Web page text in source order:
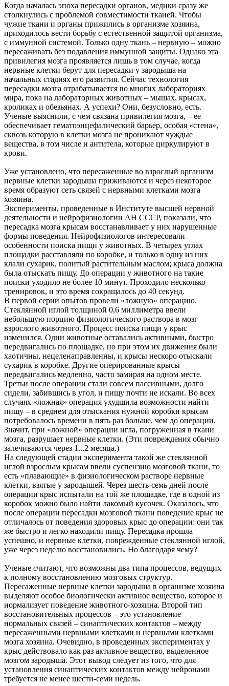
Когда началась эпоха пересадки органов, медики сразу же
столкнулись с проблемой совместимости тканей. Чтобы
чужие ткани и органы прижились в организме хозяина,
приходилось вести борьбу с естественной защитой организма,
с иммунной системой. Только одну ткань – нервную – можно
пересаживать без подавления иммунной защиты. Однако эта
привилегия мозга проявляется лишь в том случае, когда
нервные клетки берут для пересадки у зародыша на
начальных стадиях его развития. Сейчас технология
пересадки мозга отрабатывается во многих лабораториях
мира, пока на лабораторных животных – мышах, крысах,
кроликах и обезьянах. А успехи? Они, безусловно, есть.
Ученые выяснили, с чем связана привилегия мозга, – ее
обеспечивает гематоэнцефалический барьер, особая «стена»,
сквозь которую в клетки мозга не проникают чуждые
вещества, в том числе и антитела, которые циркулируют в
крови.
Уже установлено, что пересаженные во взрослый организм
нервные клетки зародыша приживаются и через некоторое
время образуют сеть связей с нервными клетками мозга
хозяина.
Эксперименты, проведенные в Институте высшей нервной
деятельности и нейрофизиологии АН СССР, показали, что
пересадка мозга крысам восстанавливает у них нарушенные
формы поведения. Нейрофизиологов интересовали
особенности поиска пищи у животных. В четырех углах
площадки расставляли по коробке, и только в одну из них
клали сухарик, политый растительным маслом; крыса должна
была отыскать пищу. До операции у животного на такие
поиски уходило не более 10 минут. Проходило несколько
тренировок, и это время сокращалось до 40 секунд.
В первой серии опытов провели «ложную» операцию.
Стеклянной иглой толщиной 0,6 миллиметра ввели
небольшую порцию физиологического раствора в мозг
взрослого животного. Процесс поиска пищи у крыс
изменился. Одни животные оставались активными, быстро
передвигались по площадке, но при этом их движения были
хаотичны, нецеленаправленны, и крысы нескоро отыскали
сухарик в коробке. Другие оперированные крысы
передвигались медленно, часто замирая на одном месте.
Третьи после операции стали совсем пассивными, долго
сидели, забившись в угол, и пищу почти не искали. Во всех
случаях «ложная» операция ухудшила возможности найти
пищу – в среднем для отыскания нужной коробки крысам
потребовалось времени в пять раз больше, чем до операции.
Значит, при «ложной» операции игла, погруженная в ткани
мозга, разрушает нервные клетки. (Эти повреждения обычно
залечиваются через 1...2 месяца.)
На следующей стадии эксперимента такой же стеклянной
иглой взрослым крысам ввели суспензию мозговой ткани, то
есть «плавающие» в физиологическом растворе нервные
клетки, взятые у зародышей. Через шесть-семь дней после
операции крыс испытали на той же площадке, где в одной из
коробок можно было найти лакомый кусочек. Оказалось, что
после операции пересадки мозговой ткани поведение крыс не
отличалось от поведения здоровых крыс до операции: они так
же быстро и легко находили пищу. Пересадка прошла
успешно, и нервные клетки, поврежденные стеклянной иглой,
уже через неделю восстановились. Но благодаря чему?
Ученые считают, что возможны два типа процессов, ведущих
к полному восстановлению мозговых структур.
Пересаженные нервные клетки зародыша в организме хозяина
выделяют особое биологически активное вещество, которое и
нормализует поведение животного-хозяина. Второй тип
восстановительных процессов – это установление
нормальных связей – синаптических контактов – между
пересаженными нервными клетками и нервными клетками
мозга хозяина. Очевидно, в проведенных экспериментах у
крыс действовало как раз активное вещество, выделенное
мозгом зародыша. Этот вывод следует из того, что для
установления синаптических контактов между нейронами
требуется не менее шести-семи недель.